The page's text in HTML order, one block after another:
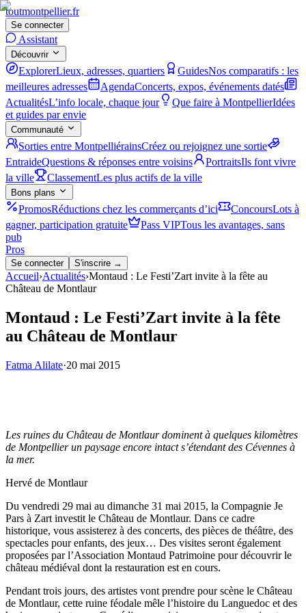
toutmontpellier.fr
Se connecter
Assistant
Découvrir
ExplorerLieux, adresses, quartiers GuidesNos comparatifs : les
meilleures adresses
AgendaConcerts, expos, événements datés
ActualitésL’info locale, chaque jour Que faire à MontpellierIdées
et guides par envie
Communauté
Sorties entre MontpelliérainsCréez ou rejoignez une sortie
EntraideQuestions & réponses entre voisins PortraitsIls font vivre
la ville
ClassementLes plus actifs de la ville
Bons plans
PromosRéductions chez les commerçants d’ici ConcoursLots à
gagner, participation gratuite
Pass VIPTous les avantages, sans
pub
Pros
Se connecter S'inscrire →
Accueil›Actualités›Montaud : Le Festi’Zart invite à la fête au
Château de Montlaur
Montaud : Le Festi’Zart invite à la fête
au Château de Montlaur
Fatma Alilate·20 mai 2015
Les ruines du Château de Montlaur dominent à quelques kilomètres
de Montpellier un paysage encore intact s’étendant des Cévennes à
la mer.
Hervé de Montlaur
Du vendredi 29 mai au dimanche 31 mai 2015, la Compagnie Je
Pars à Zart investit le Château de Montlaur. Dans ce cadre
historique, vous assisterez à des concerts, des pièces de théâtre, des
spectacles pour enfants, des jeux… Des visites seront également
proposées par l’Association Montaud Patrimoine pour découvrir le
château médiéval dont la restauration est en cours.
Pendant trois jours, des artistes vont prendre pour scène le Château
de Montlaur, cette ruine féodale mêle l’histoire du Languedoc et des